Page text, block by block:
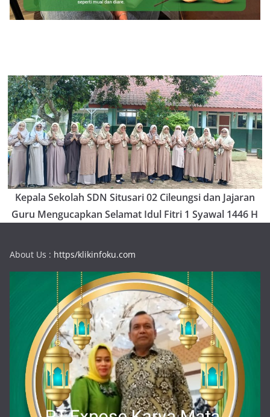
Kepala Sekolah SDN Situsari 02 Cileungsi dan Jajaran
Guru Mengucapkan Selamat Idul Fitri 1 Syawal 1446 H
About Us : https/klikinfoku.com